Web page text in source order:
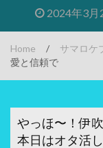
2024年3月
Home / サマロケ
愛と信頼で
やっほ〜！伊吹
本日はオタ活